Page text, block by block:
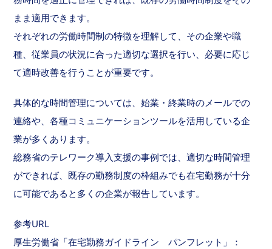
まま適用できます。
それぞれの労働時間制の特徴を理解して、その企業や職
種、従業員の状況に合った適切な選択を行い、必要に応じ
て適時改善を行うことが重要です。
具体的な時間管理については、始業・終業時のメールでの
連絡や、各種コミュニケーションツールを活用している企
業が多くあります。
総務省のテレワーク導入支援の事例では、適切な時間管理
ができれば、既存の勤務制度の枠組みでも在宅勤務が十分
に可能であると多くの企業が報告しています。
参考URL
厚生労働省「在宅勤務ガイドライン パンフレット」：